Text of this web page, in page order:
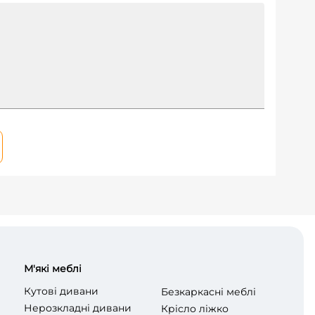
М'які меблі
Кутові дивани
Нерозкладні дивани
Безкаркасні меблі
Крісло ліжко